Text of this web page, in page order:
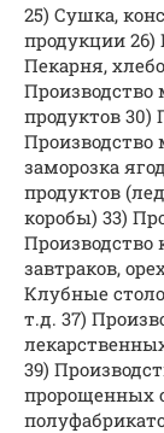
25) Сушка,
продукции 26)
Пекарня,
продуктов 30)
заморозка
продуктов
коробы) 33)
Производство
завтраков,
Клубные
т.д. 37)
39)
пророщенных